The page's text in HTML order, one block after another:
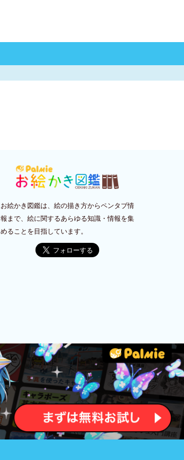
お絵かき図鑑は、絵の描き方からペンタブ情
報まで、絵に関するあらゆる知識・情報を集
めることを目指しています。